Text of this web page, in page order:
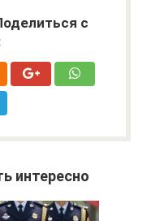
с
интересно